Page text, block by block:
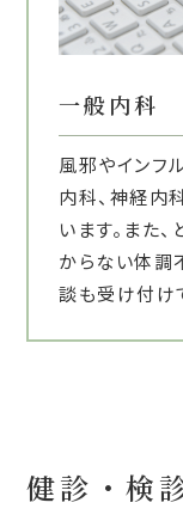
一般内科
風邪やインフ
内科、神経内
います。また
からない体調
談も受け付け
健診・検